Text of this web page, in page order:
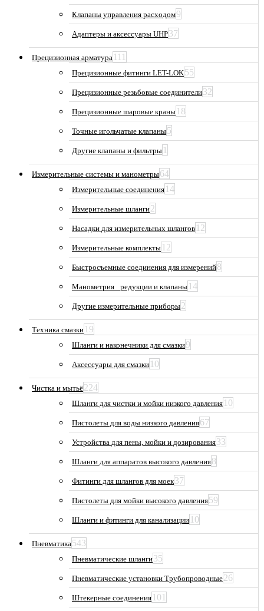
Клапаны управления расходом9
Адаптеры и аксессуары UHP37
Прецизионная арматура 111
Прецизионные фитинги LET-LOK55
Прецизионные резьбовые соединители32
Прецизионные шаровые краны 18
Точные игольчатые клапаны5
Другие клапаны и фильтры 1
Измерительные системы и манометры64
Измерительные соединения 14
Измерительные шланги2
Насадки для измерительных шлангов 12
Измерительные комплекты 12
Быстросъемные соединения для измерений8
Манометрия_ редукции и клапаны 14
Другие измерительные приборы2
Техника смазки 19
Шланги и наконечники для смазки9
Аксессуары для смазки 10
Чистка и мытьё224
Шланги для чистки и мойки низкого давления 10
Пистолеты для воды низкого давления67
Устройства для пены, мойки и дозирования33
Шланги для аппаратов высокого давления8
Фитинги для шлангов для моек37
Пистолеты для мойки высокого давления59
Шланги и фитинги для канализации 10
Пневматика543
Пневматические шланги35
Пневматические установки Трубопроводные26
Штекерные соединения 101